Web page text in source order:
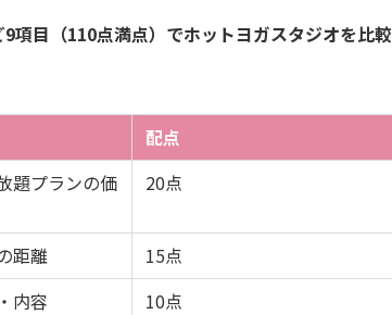
項目（110点満点）でホットヨガスタジオを比較
配点
題プランの価
20点
距離
15点
内容
10点